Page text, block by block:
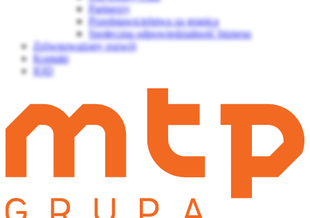
Partnerzy
Przedstawicielstwa za granicą
Społeczna odpowiedzialność biznesu
Zrównoważony rozwój
Kontakt
IOD